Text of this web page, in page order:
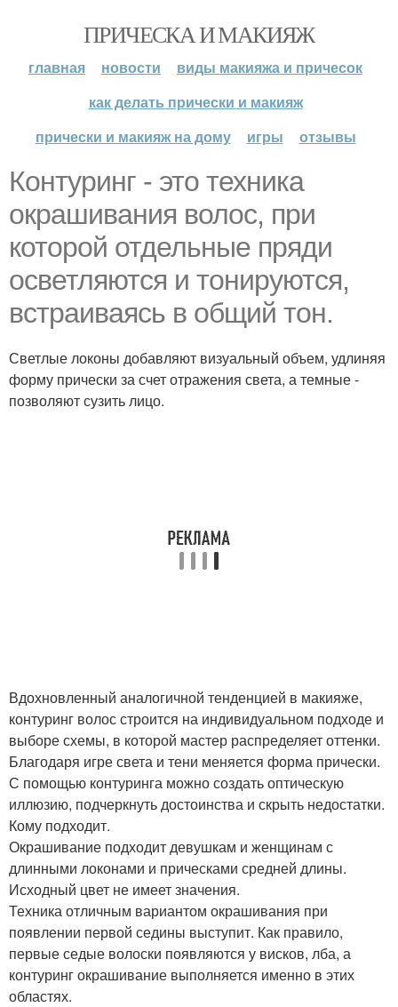
ПРИЧЕСКА И МАКИЯЖ
главная новости
виды макияжа и причесок
как делать прически и макияж
прически и макияж на дому
игры отзывы
Контуринг - это техника
окрашивания волос, при
которой отдельные пряди
осветляются и тонируются,
встраиваясь в общий тон.
Светлые локоны добавляют визуальный объем, удлиняя
форму прически за счет отражения света, а темные -
позволяют сузить лицо.
Вдохновленный аналогичной тенденцией в макияже,
контуринг волос строится на индивидуальном подходе и
выборе схемы, в которой мастер распределяет оттенки.
Благодаря игре света и тени меняется форма прически.
С помощью контуринга можно создать оптическую
иллюзию, подчеркнуть достоинства и скрыть недостатки.
Кому подходит.
Окрашивание подходит девушкам и женщинам с
длинными локонами и прическами средней длины.
Исходный цвет не имеет значения.
Техника отличным вариантом окрашивания при
появлении первой седины выступит. Как правило,
первые седые волоски появляются у висков, лба, а
контуринг окрашивание выполняется именно в этих
областях.